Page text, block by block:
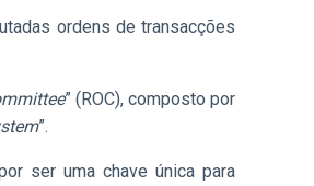
ordens de transacções
” (ROC), composto por
”.
ser uma chave única para